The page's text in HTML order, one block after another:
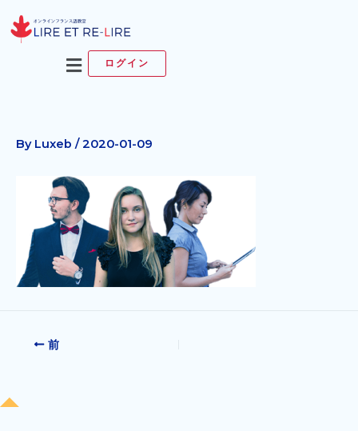
容
メ
ニ
ログイン
By Luxeb /2020-01-09
前